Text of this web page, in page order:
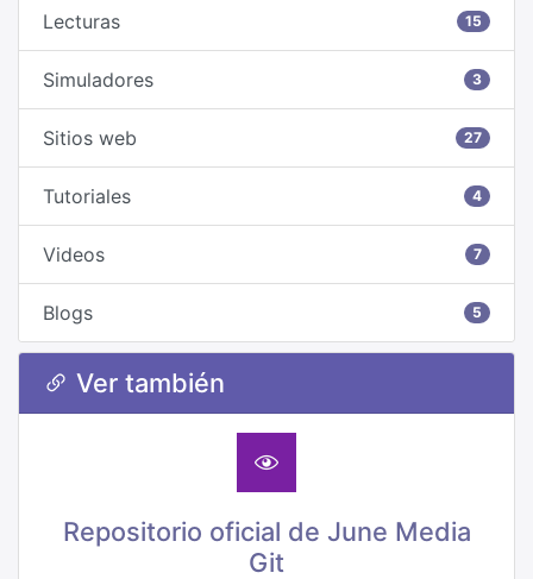
Lecturas 15
Simuladores 3
Sitios web 27
Tutoriales 4
Videos 7
Blogs 5
Ver también
Repositorio oficial de June Media
Git